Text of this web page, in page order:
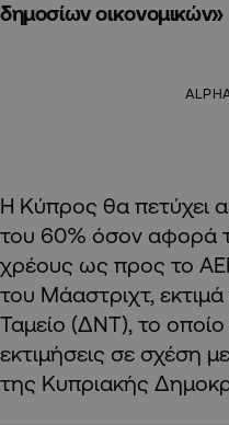
δημοσίων οικονομικών»
Η Κύπρος θα πετύχει
του 60% όσον αφορά
χρέους ως προς το
του Μάαστριχτ,
Ταμείο (ΔΝΤ), το
εκτιμήσεις σε σχέση
της Κυπριακής